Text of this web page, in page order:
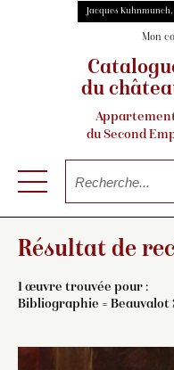
Jacques
Mon
du
du Second
Résultat de
1 œuvre trouvée pour :
Bibliographie = Beauvalot